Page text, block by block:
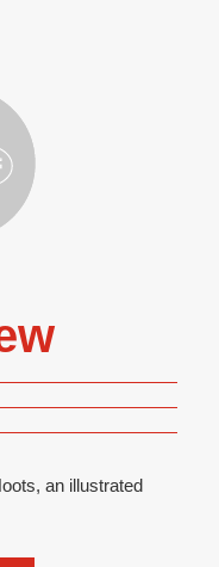
an illustrated